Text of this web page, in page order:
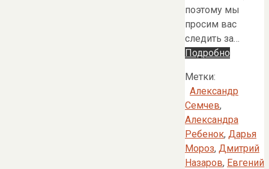
поэтому мы
просим вас
следить за…
Подробно
Метки:
Александр
Семчев,
Александра
Ребенок, Дарья
Мороз, Дмитрий
Назаров, Евгений